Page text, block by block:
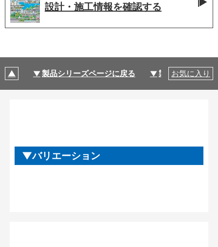
設計・施工情報を確認する
製品シリーズページに戻る 製品仕様
お気に入り
バリエーション